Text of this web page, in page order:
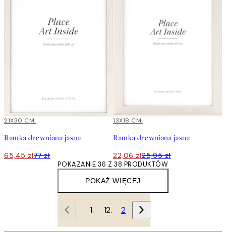
15%*
21X30 CM
Ramka drewniana jasna
65,45 zł77 zł
15%*
13X18 CM
Ramka drewniana jasna
22,06 zł25,95 zł
POKAŻ WIĘCEJ
POKAZANIE 36 Z 38 PRODUKTÓW
1 2